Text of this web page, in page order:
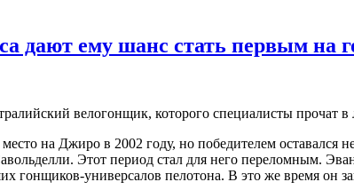
дают ему шанс стать первым на
велогонщик, которого специалисты прочат
на Джиро в 2002 году, но победителем оставался
Этот период стал для него переломным.
гонщиков-универсалов пелотона. В это же время он